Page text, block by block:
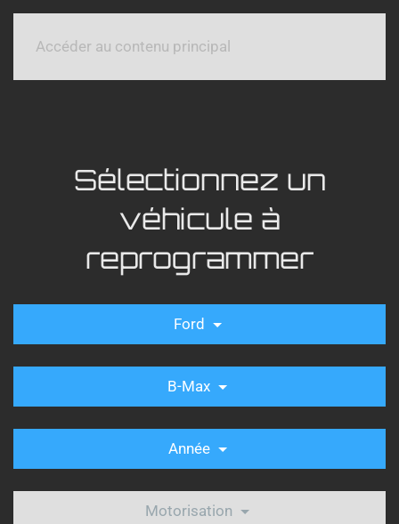
Accéder au contenu principal
Sélectionnez un
véhicule à
reprogrammer
Ford
B-Max
Année
Motorisation